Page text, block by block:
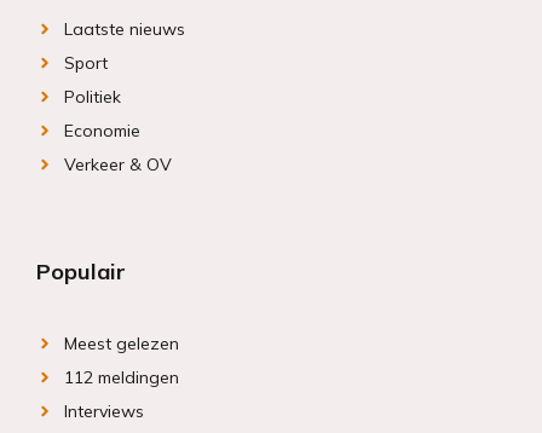
Laatste nieuws
Sport
Politiek
Economie
Verkeer & OV
Populair
Meest gelezen
112 meldingen
Interviews